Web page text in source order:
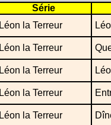
Série
Léon la Terreur
Léon la Terreur
Léon la Terreur
Léon la Terreur
Léon la Terreur